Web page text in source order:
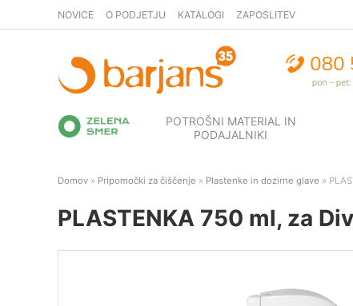
NOVICE O PODJETJU KATALOGI ZAPOSLITEV
POTROŠNI MATERIAL IN
PODAJALNIKI
Domov » Pripomočki za čiščenje » Plastenke in dozirne glave »
PLASTENKA 750 ml, za